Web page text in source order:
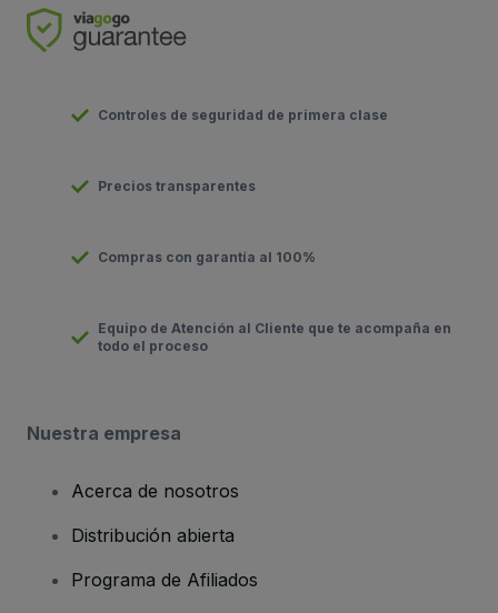
Controles de seguridad de primera clase
Precios transparentes
Compras con garantía al 100%
Equipo de Atención al Cliente que te acompaña en
todo el proceso
Nuestra empresa
Acerca de nosotros
Distribución abierta
Programa de Afiliados